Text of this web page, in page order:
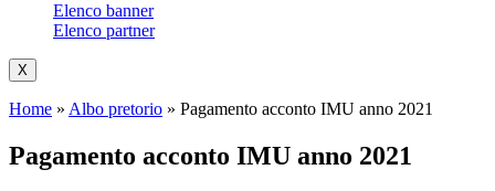
Elenco banner
Elenco partner
X
Home » Albo pretorio » Pagamento acconto IMU anno 2021
Pagamento acconto IMU anno 2021